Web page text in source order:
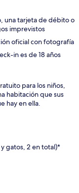
una tarjeta de débito o
imprevistos
oficial con fotografía
in es de 18 años
para los niños,
habitación que sus
hay en ella.
gatos, 2 en total)*